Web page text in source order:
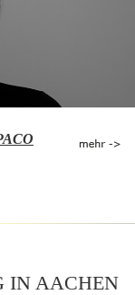
IN AACHEN